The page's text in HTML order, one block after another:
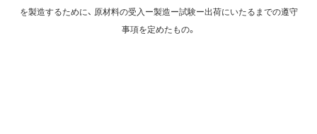
を製造するために、 原材料の受入ー製造ー試験ー出荷にいたるまでの遵守
事項を定めたもの。